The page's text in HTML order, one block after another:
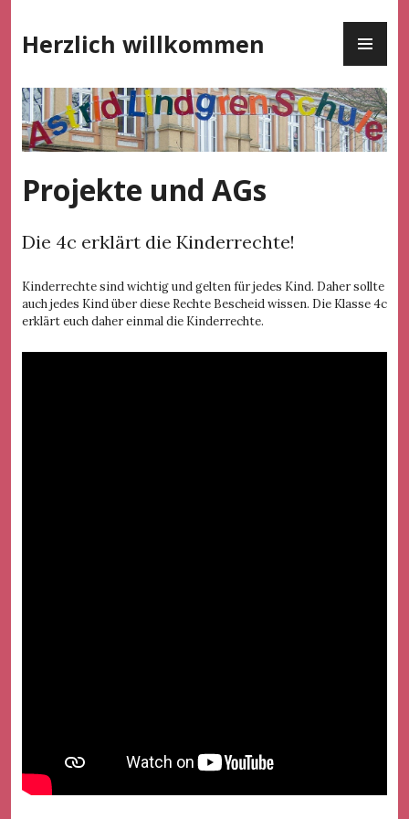
Inhalt
springen
Herzlich willkommen
Projekte und AGs
Die 4c erklärt die Kinderrechte!
Kinderrechte sind wichtig und gelten für jedes Kind. Daher sollte
auch jedes Kind über diese Rechte Bescheid wissen. Die Klasse 4c
erklärt euch daher einmal die Kinderrechte.